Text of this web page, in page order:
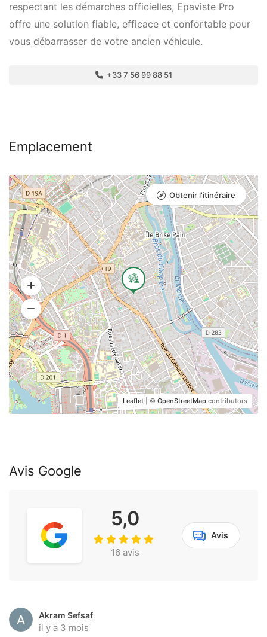
respectant les démarches officielles, Epaviste Pro
offre une solution fiable, efficace et confortable pour
vous débarrasser de votre ancien véhicule.
+33 7 56 99 88 51
Emplacement
Leaflet | © OpenStreetMap contributors
Obtenir l'itinéraire
Avis Google
5,0
16 avis
Avis
Akram Sefsaf
il y a 3 mois